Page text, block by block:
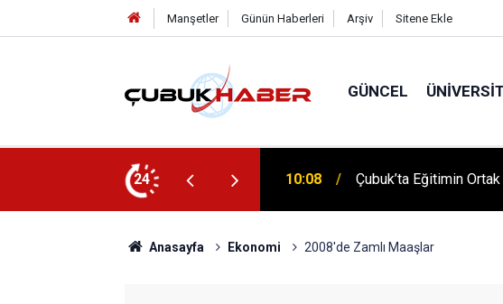
Manşetler Günün Haberleri Arşiv Sitene Ekle
GÜNCEL
24 12:06 ÇUBUK’TA ‘YAZA
Anasayfa Ekonomi 2008'de Zamlı Maaşlar